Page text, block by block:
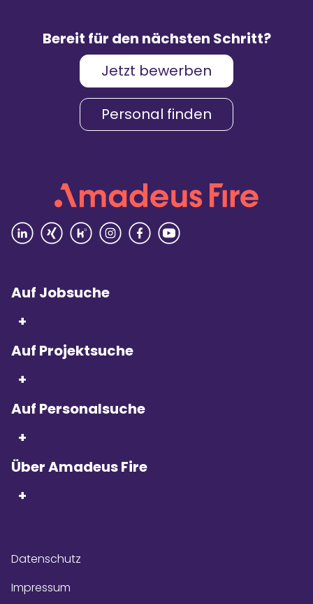
Bewertungen
Weiterempfehlungen
Karriere & Gehalt
4,2
Unternehmenskultur
4,3
4,4
Rezensionen lesen
Kununu Top Company – dank
über 9.000Bewertungen!
Bereit für den nächsten Schritt?
Jetzt bewerben
Personal finden
Auf Jobsuche
+
Auf Projektsuche
+
Auf Personalsuche
+
Über Amadeus Fire
+
Datenschutz
Impressum